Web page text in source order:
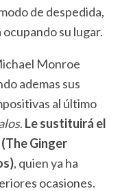
de despedida,
su lugar.
Monroe
ademas sus
al último
. Le sustituirá el
Ginger
, quien ya ha
ocasiones.